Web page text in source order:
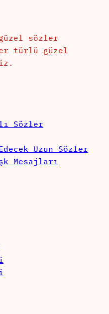
sözler
türlü güzel
Sözler
Uzun Sözler
Mesajları